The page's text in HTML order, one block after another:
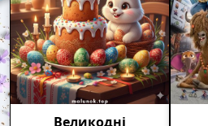
Великодні